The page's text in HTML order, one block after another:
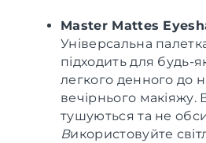
Master Mattes
Універсальна
підходить для будь-
легкого денного до
вечірнього макіяжу.
тушуються та не
Використовуйте